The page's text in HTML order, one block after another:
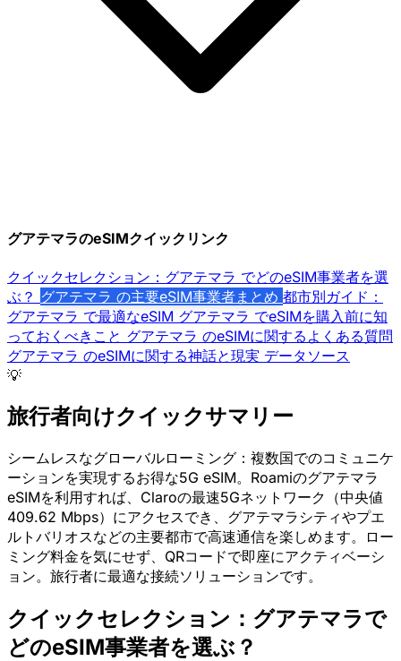
グアテマラのeSIMクイックリンク
クイックセレクション：グアテマラ でどのeSIM事業者を選
ぶ？ グアテマラ の主要eSIM事業者まとめ 都市別ガイド：
グアテマラ で最適なeSIM グアテマラ でeSIMを購入前に知
っておくべきこと グアテマラ のeSIMに関するよくある質問
グアテマラ のeSIMに関する神話と現実 データソース
💡
旅行者向けクイックサマリー
シームレスなグローバルローミング：複数国でのコミュニケ
ーションを実現するお得な5G eSIM。Roamiのグアテマラ
eSIMを利用すれば、Claroの最速5Gネットワーク（中央値
409.62 Mbps）にアクセスでき、グアテマラシティやプエ
ルトバリオスなどの主要都市で高速通信を楽しめます。ロー
ミング料金を気にせず、QRコードで即座にアクティベーシ
ョン。旅行者に最適な接続ソリューションです。
クイックセレクション：グアテマラで
どのeSIM事業者を選ぶ？